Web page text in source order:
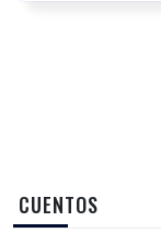
‎ CUENTOS